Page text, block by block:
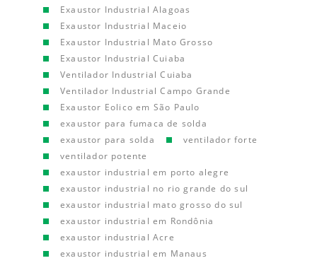
Exaustor Industrial Alagoas
Exaustor Industrial Maceio
Exaustor Industrial Mato Grosso
Exaustor Industrial Cuiaba
Ventilador Industrial Cuiaba
Ventilador Industrial Campo Grande
Exaustor Eolico em São Paulo
exaustor para fumaca de solda
exaustor para solda
ventilador forte
ventilador potente
exaustor industrial em porto alegre
exaustor industrial no rio grande do sul
exaustor industrial mato grosso do sul
exaustor industrial em Rondônia
exaustor industrial Acre
exaustor industrial em Manaus